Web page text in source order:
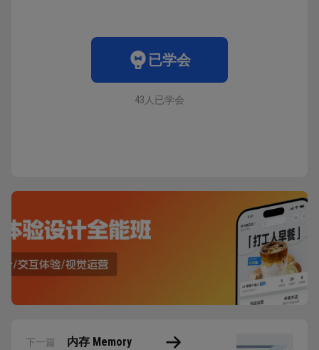
已学会
43人已学会
下一篇 内存 Memory